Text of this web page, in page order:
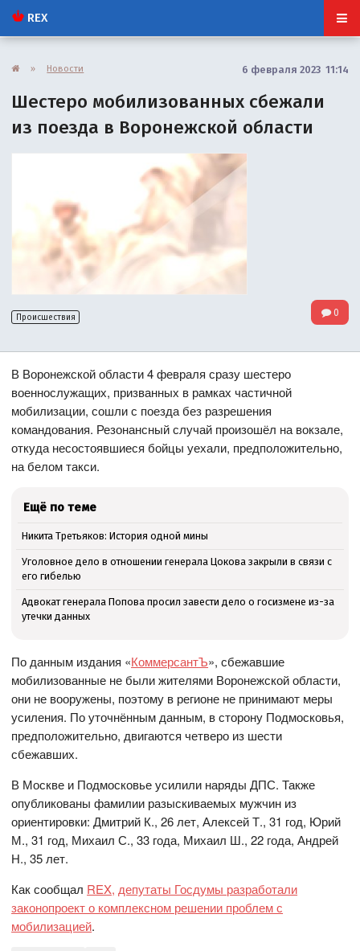
REX
» Новости 6 февраля 2023 11:14
Шестеро мобилизованных сбежали
из поезда в Воронежской области
Происшествия 0
В Воронежской области 4 февраля сразу шестеро
военнослужащих, призванных в рамках частичной
мобилизации, сошли с поезда без разрешения
командования. Резонансный случай произошёл на вокзале,
откуда несостоявшиеся бойцы уехали, предположительно,
на белом такси.
Ещё по теме
Никита Третьяков: История одной мины
Уголовное дело в отношении генерала Цокова закрыли в связи с
его гибелью
Адвокат генерала Попова просил завести дело о госизмене из-за
утечки данных
По данным издания «КоммерсантЪ», сбежавшие
мобилизованные не были жителями Воронежской области,
они не вооружены, поэтому в регионе не принимают меры
усиления. По уточнённым данным, в сторону Подмосковья,
предположительно, двигаются четверо из шести
сбежавших.
В Москве и Подмосковье усилили наряды ДПС. Также
опубликованы фамилии разыскиваемых мужчин из
ориентировки: Дмитрий К., 26 лет, Алексей Т., 31 год, Юрий
М., 31 год, Михаил С., 33 года, Михаил Ш., 22 года, Андрей
Н., 35 лет.
Как сообщал REX, депутаты Госдумы разработали
законопроект о комплексном решении проблем с
мобилизацией.